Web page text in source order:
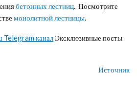
бетонных лестниц. Посмотрите
монолитной лестницы.
Telegram каналЭксклюзивные посты
Источник